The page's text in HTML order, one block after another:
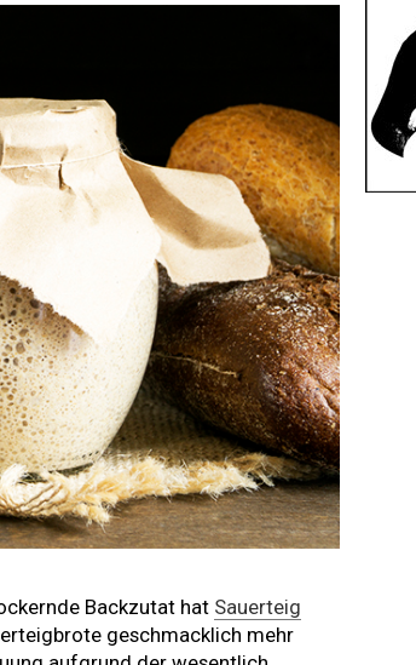
Backzutat hat Sauerteig
geschmacklich mehr